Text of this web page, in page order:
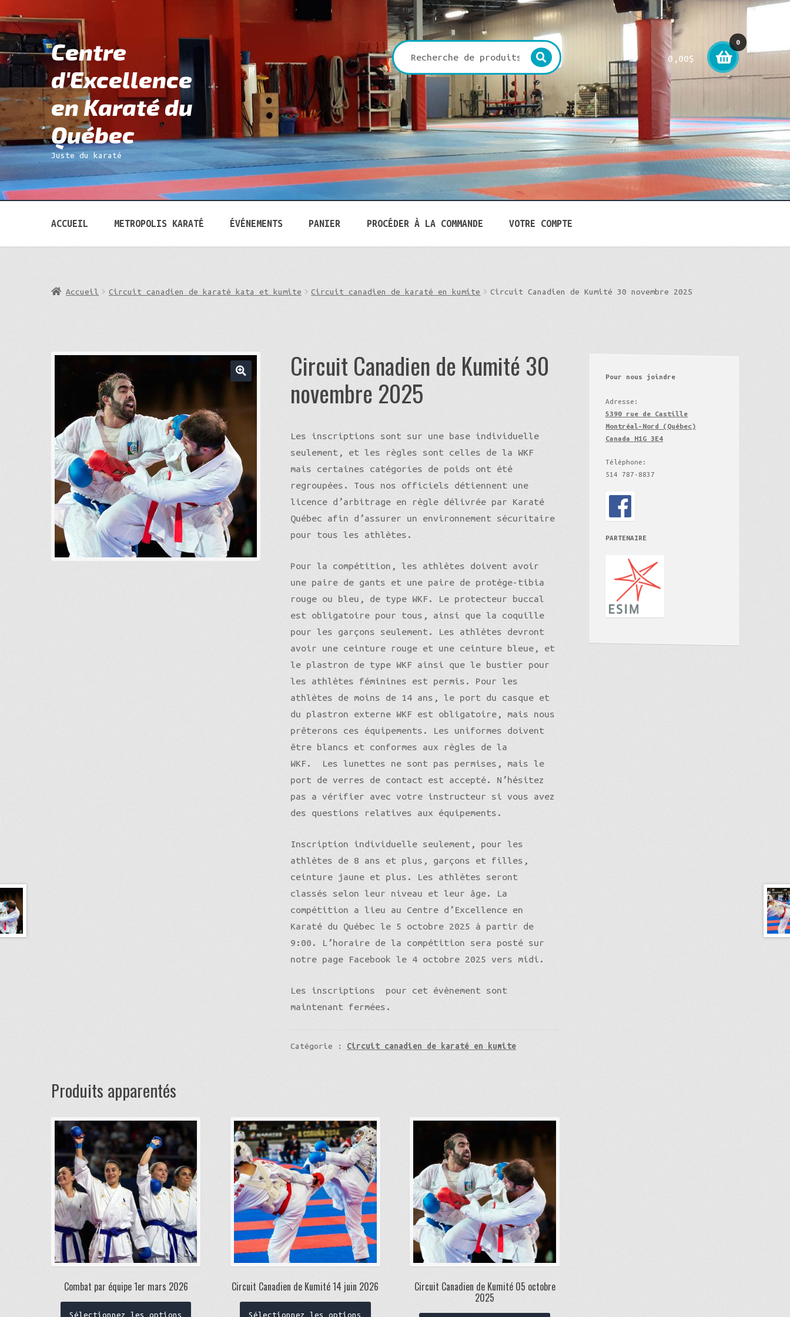
à
la
navigation
au
contenu
Centre
d'Excellence
en Karaté du
Québec
Juste du karaté
pour :
0,00$
0
item
ACCUEIL METROPOLIS KARATÉ ÉVÉNEMENTS PANIER PROCÉDER À LA COMMANDE VOTRE COMPTE
Accueil Circuit canadien de karaté kata et kumite Circuit canadien de karaté en kumite Circuit Canadien de Kumité 30 novembre 2025
Circuit Canadien de Kumité 30
novembre 2025
Les inscriptions sont sur une base individuelle
seulement, et les règles sont celles de la WKF
mais certaines catégories de poids ont été
regroupées. Tous nos officiels détiennent une
licence d’arbitrage en règle délivrée par Karaté
Québec afin d’assurer un environnement sécuritaire
pour tous les athlètes.
Pour la compétition, les athlètes doivent avoir
une paire de gants et une paire de protège-tibia
rouge ou bleu, de type WKF. Le protecteur buccal
est obligatoire pour tous, ainsi que la coquille
pour les garçons seulement. Les athlètes devront
avoir une ceinture rouge et une ceinture bleue, et
le plastron de type WKF ainsi que le bustier pour
les athlètes féminines est permis. Pour les
athlètes de moins de 14 ans, le port du casque et
du plastron externe WKF est obligatoire, mais nous
prêterons ces équipements. Les uniformes doivent
être blancs et conformes aux règles de la
WKF. Les lunettes ne sont pas permises, mais le
port de verres de contact est accepté. N’hésitez
pas a vérifier avec votre instructeur si vous avez
des questions relatives aux équipements.
Inscription individuelle seulement, pour les
athlètes de 8 ans et plus, garçons et filles,
ceinture jaune et plus. Les athlètes seront
classés selon leur niveau et leur âge. La
compétition a lieu au Centre d’Excellence en
Karaté du Québec le 5 octobre 2025 à partir de
9:00. L’horaire de la compétition sera posté sur
notre page Facebook le 4 octobre 2025 vers midi.
Les inscriptions pour cet évènement sont
maintenant fermées.
Catégorie : Circuit canadien de karaté en kumite
Produits apparentés
Combat par équipe 1er mars 2026
Sélectionnez les options
Circuit Canadien de Kumité 14 juin 2026
Sélectionnez les options
Circuit Canadien de Kumité 05 octobre
2025
Pour nous joindre
Adresse:
5390 rue de Castille
Montréal-Nord (Québec)
Canada H1G 3E4
Téléphone:
514 787-8837
PARTENAIRE